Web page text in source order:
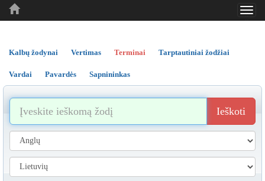
..
..
Kalbų žodynai Vertimas Terminai Tarptautiniai žodžiai
Vardai Pavardės Sapnininkas
Ieškoti